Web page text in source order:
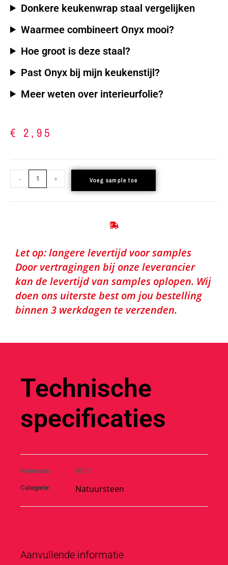
Donkere keukenwrap staal vergelijken
Waarmee combineert Onyx mooi?
Hoe groot is deze staal?
Past Onyx bij mijn keukenstijl?
Meer weten over interieurfolie?
€ 2,95
- + Voeg sample toe
Let op: langere levertijd voor samples
Door vertragingen bij onze leverancier
kan de levertijd van samples oplopen. Wij
doen ons uiterste best om jou bestelling
binnen 3 werkdagen te verzenden.
Technische
specificaties
Kleurcode NE70
Categorie Natuursteen
Aanvullende informatie